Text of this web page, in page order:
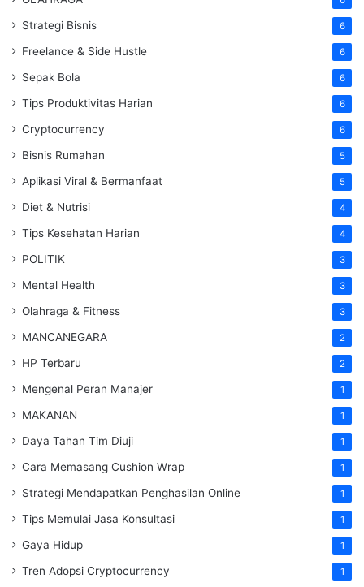
Strategi Bisnis 6
Freelance & Side Hustle 6
Sepak Bola 6
Tips Produktivitas Harian 6
Cryptocurrency 6
Bisnis Rumahan 5
Aplikasi Viral & Bermanfaat 5
Diet & Nutrisi 4
Tips Kesehatan Harian 4
POLITIK 3
Mental Health 3
Olahraga & Fitness 3
MANCANEGARA 2
HP Terbaru 2
Mengenal Peran Manajer 1
MAKANAN 1
Daya Tahan Tim Diuji 1
Cara Memasang Cushion Wrap 1
Strategi Mendapatkan Penghasilan Online 1
Tips Memulai Jasa Konsultasi 1
Gaya Hidup 1
Tren Adopsi Cryptocurrency 1